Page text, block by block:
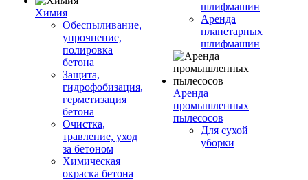
Химия
Обеспыливание,
упрочнение,
полировка
бетона
Защита,
гидрофобизация,
герметизация
бетона
Очистка,
травление, уход
за бетоном
Химическая
окраска бетона
шлифмашин
Аренда
планетарных
шлифмашин
Аренда
промышленных
пылесосов
Для сухой
уборки